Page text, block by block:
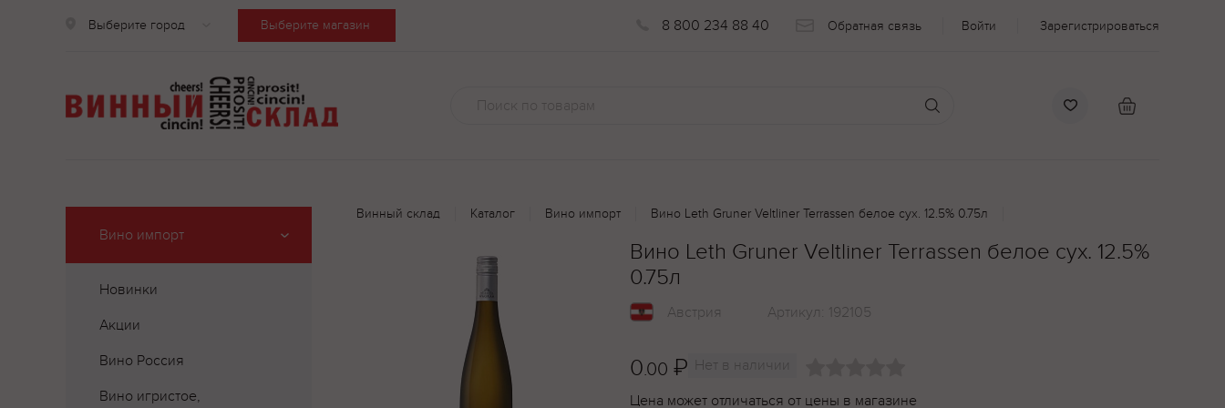
Выберите город Выберите магазин 8 800 234 88 40 Обратная связь Войти Зарегистрироваться
Вино импорт
Новинки
Акции
Вино Россия
Вино игристое,
Винный склад Каталог Вино импорт Вино Leth Gruner Veltliner Terrassen белое сух. 12.5% 0.75л
Вино Leth Gruner Veltliner Terrassen белое сух. 12.5%
0.75л
Австрия Артикул: 192105
0.00 ₽ Нет в наличии
Цена может отличаться от цены в магазине